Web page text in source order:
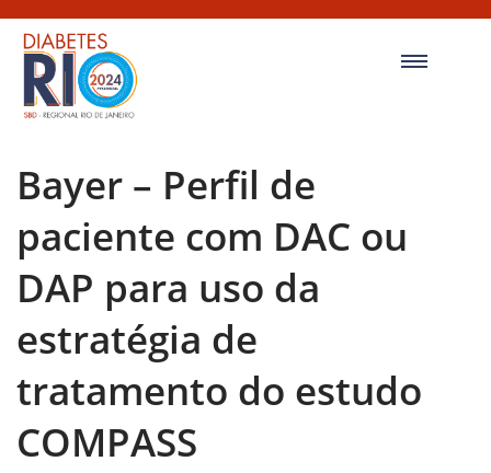
Bayer – Perfil de
paciente com DAC ou
DAP para uso da
estratégia de
tratamento do estudo
COMPASS